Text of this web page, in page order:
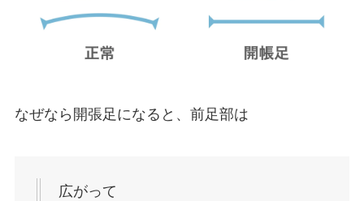
なぜなら開張足になると、前足部は
広がって